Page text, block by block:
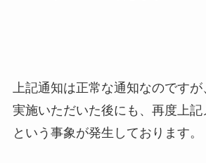
上記通知は正常な通知なのですが
実施いただいた後にも、再度上記
という事象が発生しております。